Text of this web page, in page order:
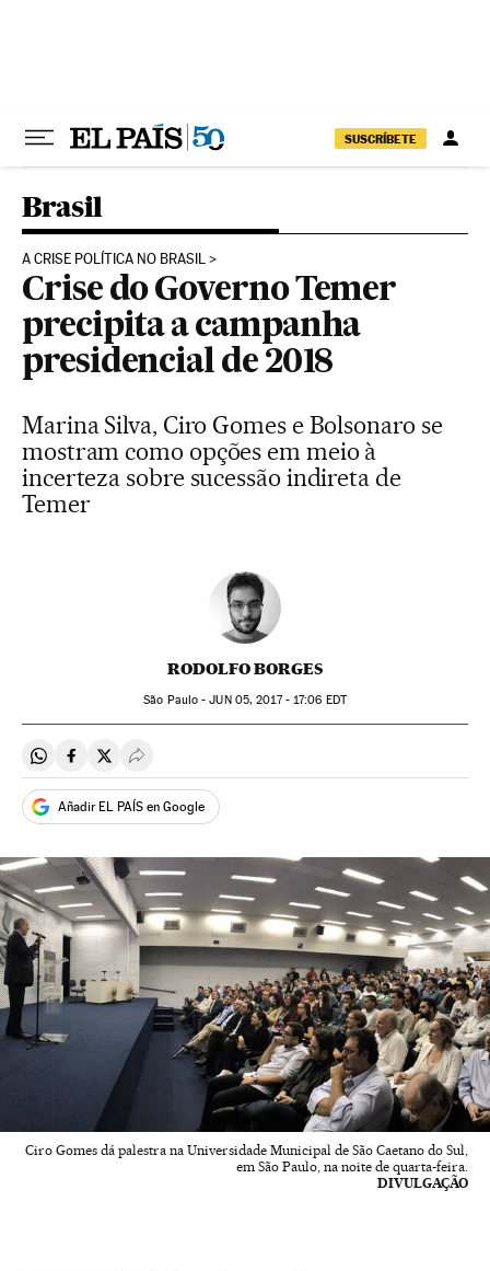
SUSCRÍBETE
Brasil
A CRISE POLÍTICA NO BRASIL
Crise do Governo Temer
precipita a campanha
presidencial de 2018
Marina Silva, Ciro Gomes e Bolsonaro se
mostram como opções em meio à
incerteza sobre sucessão indireta de
Temer
RODOLFO BORGES
São Paulo -JUN05, 2017 - 17:06 EDT
Compartir en Whatsapp
Compartir en Facebook
Compartir en Twitter
Desplegar Redes Sociales
Añadir EL PAÍS en Google
Ciro Gomes dá palestra na Universidade Municipal de São Caetano do Sul,
em São Paulo, na noite de quarta-feira.
DIVULGAÇÃO